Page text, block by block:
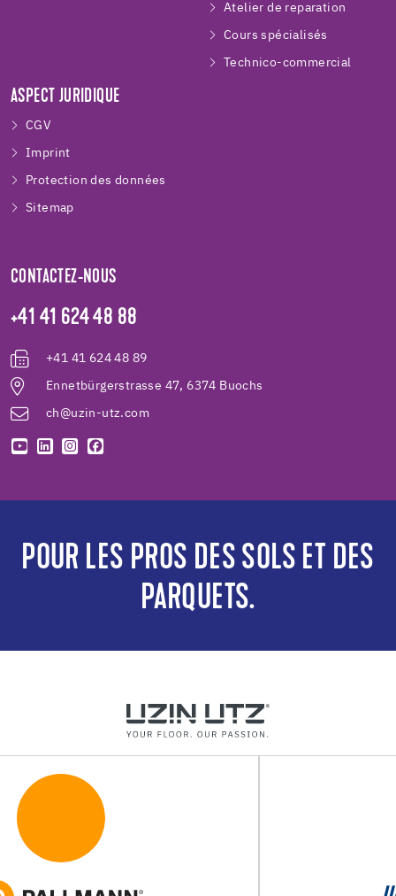
Atelier de reparation
Cours spécialisés
Technico-commercial
ASPECT JURIDIQUE
CGV
Imprint
Protection des données
Sitemap
CONTACTEZ-NOUS
+41 41 624 48 88
+41 41 624 48 89
Ennetbürgerstrasse 47, 6374 Buochs
ch@uzin-utz.com
POUR LES PROS DES SOLS ET DES
PARQUETS.